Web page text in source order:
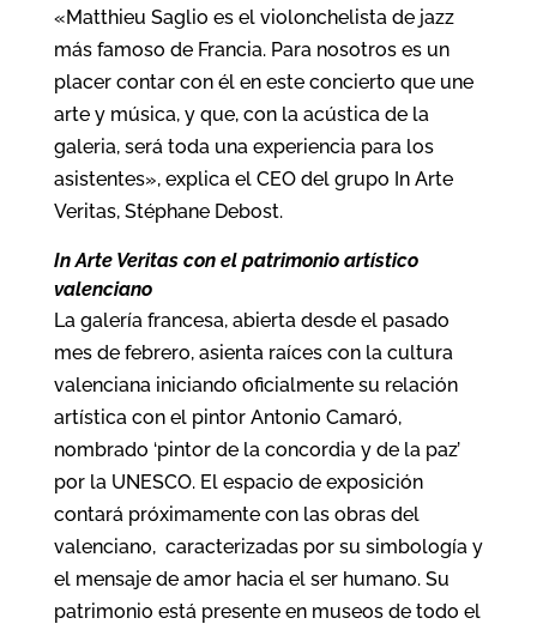
«Matthieu Saglio es el violonchelista de jazz
más famoso de Francia. Para nosotros es un
placer contar con él en este concierto que une
arte y música, y que, con la acústica de la
galeria, será toda una experiencia para los
asistentes», explica el CEO del grupo In Arte
Veritas, Stéphane Debost.
In Arte Veritas con el patrimonio artístico
valenciano
La galería francesa, abierta desde el pasado
mes de febrero, asienta raíces con la cultura
valenciana iniciando oficialmente su relación
artística con el pintor Antonio Camaró,
nombrado ‘pintor de la concordia y de la paz’
por la UNESCO. El espacio de exposición
contará próximamente con las obras del
valenciano, caracterizadas por su simbología y
el mensaje de amor hacia el ser humano. Su
patrimonio está presente en museos de todo el